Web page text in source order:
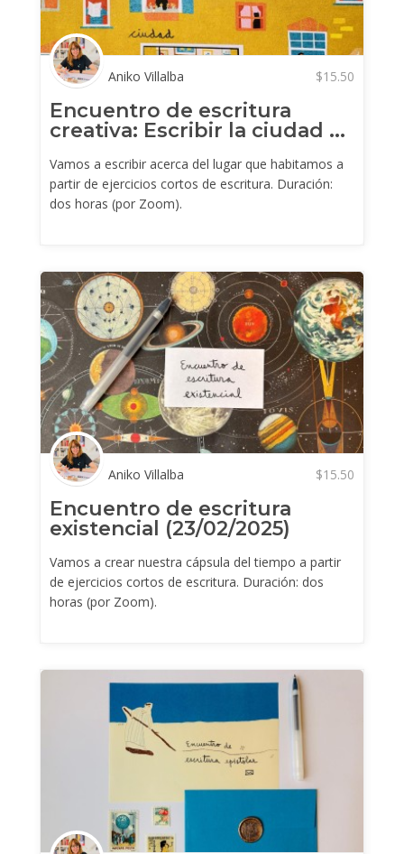
Aniko Villalba $15.50
Encuentro de escritura
creativa: Escribir la ciudad ...
Vamos a escribir acerca del lugar que habitamos a
partir de ejercicios cortos de escritura. Duración:
dos horas (por Zoom).
Aniko Villalba $15.50
Encuentro de escritura
existencial (23/02/2025)
Vamos a crear nuestra cápsula del tiempo a partir
de ejercicios cortos de escritura. Duración: dos
horas (por Zoom).